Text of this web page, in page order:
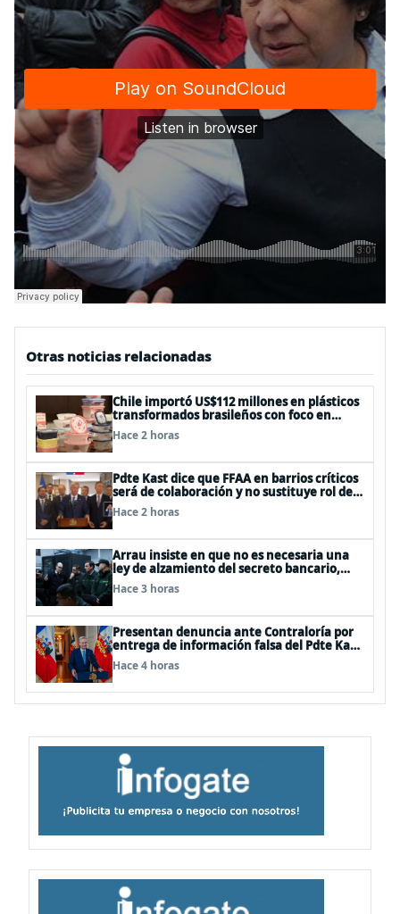
Otras noticias relacionadas
Chile importó US$112 millones en plásticos
transformados brasileños con foco en
innovación y sostenibilidad
Hace 2 horas
Pdte Kast dice que FFAA en barrios críticos
será de colaboración y no sustituye rol de
policías en control del orden público
Hace 2 horas
Arrau insiste en que no es necesaria una
ley de alzamiento del secreto bancario,
porque ya existe
Hace 3 horas
Presentan denuncia ante Contraloría por
entrega de información falsa del Pdte Kast
en cadena nacional
Hace 4 horas